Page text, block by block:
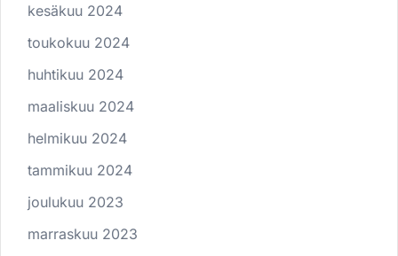
kesäkuu 2024
toukokuu 2024
huhtikuu 2024
maaliskuu 2024
helmikuu 2024
tammikuu 2024
joulukuu 2023
marraskuu 2023